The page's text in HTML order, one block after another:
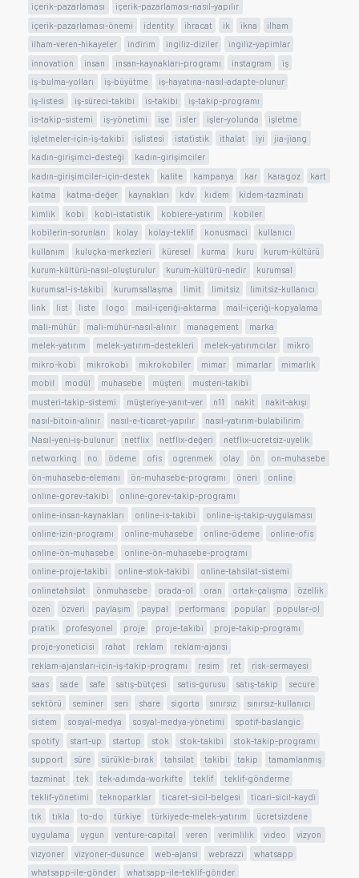
içerik-pazarlaması
içerik-pazarlaması-nasıl-yapılır
içerik-pazarlaması-önemi
identity ihracat ik ikna
ilham
ilham-veren-hikayeler
indirim ingiliz-diziler
ingiliz-yapimlar
innovation
insan insan-kaynakları-programı instagram
iş
iş-bulma-yolları
iş-büyütme
iş-hayatına-nasıl-adapte-olunur
iş-listesi
iş-süreci-takibi is-takibi
iş-takip-programı
is-takip-sistemi
iş-yönetimi işe isler işler-yolunda
işletme
işletmeler-için-iş-takibi
işlistesi istatistik ithalat iyi
jia-jiang
kadın-girişimci-desteği
kadın-girişimciler
kadın-girişimciler-için-destek
kalite kampanya kar karagoz
kart
katma
katma-değer kaynakları kdv kıdem
kidem-tazminatı
kimlik
kobi kobi-istatistik kobiere-yatırım
kobiler
kobilerin-sorunları
kolay kolay-teklif konusmaci
kullanıcı
kullanım
kuluçka-merkezleri küresel kurma kuru
kurum-kültürü
kurum-kültürü-nasıl-oluşturulur
kurum-kültürü-nedir
kurumsal
kurumsal-is-takibi
kurumsallaşma limit limitsiz
limitsiz-kullanıcı
link
list liste logo mail-içeriği-aktarma
mail-içeriği-kopyalama
mali-mühür
mali-mühür-nasıl-alınır management
marka
melek-yatırım
melek-yatırım-destekleri melek-yatırımcılar
mikro
mikro-kobi
mikrokobi mikrokobiler mimar mimarlar
mimarlık
mobil
modül muhasebe müşteri
musteri-takibi
musteri-takip-sistemi
müşteriye-yanıt-ver n11 nakit
nakit-akışı
nasıl-bitoin-alınır
nasıl-e-ticaret-yapılır
nasıl-yatırım-bulabilirim
Nasıl-yeni-iş-bulunur
netflix netflix-değeri
netflix-ucretsiz-uyelik
networking
no ödeme ofis ogrenmek olay ön
on-muhasebe
ön-muhasebe-elemanı
ön-muhasebe-programı öneri
online
online-gorev-takibi
online-gorev-takip-programı
online-insan-kaynakları
online-is-takibi
online-iş-takip-uygulaması
online-izin-programı
online-muhasebe online-ödeme
online-ofis
online-ön-muhasebe
online-ön-muhasebe-programı
online-proje-takibi
online-stok-takibi
online-tahsilat-sistemi
onlinetahsilat
önmuhasebe orada-ol oran ortak-çalışma
özellik
özen
özveri paylaşım paypal performans popular
popular-ol
pratik
profesyonel proje proje-takibi
proje-takip-programı
proje-yoneticisi
rahat reklam
reklam-ajansi
reklam-ajansları-için-iş-takip-programı
resim ret
risk-sermayesi
saas
sade safe satış-bütçesi satis-gurusu satış-takip
secure
sektörü
seminer seri share sigorta sınırsız
sınırsız-kullanıcı
sistem
sosyal-medya sosyal-medya-yönetimi
spotif-baslangic
spotify
start-up startup stok stok-takibi
stok-takip-programı
support
süre sürükle-bırak tahsilat takibi takip
tamamlanmış
tazminat
tek tek-adımda-workifte teklif
teklif-gönderme
teklif-yönetimi
teknoparklar ticaret-sicil-belgesi
ticari-sicil-kaydi
tık
tıkla to-do türkiye türkiyede-melek-yatırım
ücretsizdene
uygulama
uygun venture-capital veren verimlilik video
vizyon
vizyoner
vizyoner-dusunce web-ajansi webrazzi
whatsapp
whatsapp-ile-gönder
whatsapp-ile-teklif-gönder